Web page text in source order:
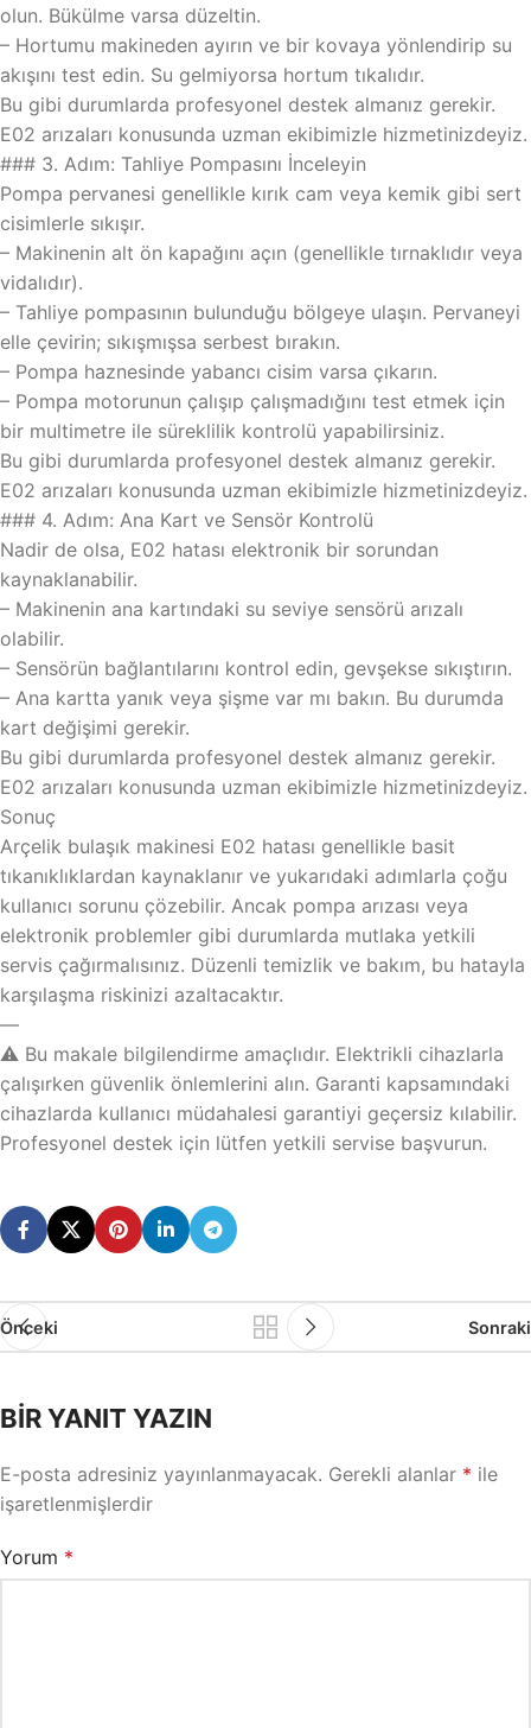
olun. Bükülme varsa düzeltin.
– Hortumu makineden ayırın ve bir kovaya yönlendirip su
akışını test edin. Su gelmiyorsa hortum tıkalıdır.
Bu gibi durumlarda profesyonel destek almanız gerekir.
E02 arızaları konusunda uzman ekibimizle hizmetinizdeyiz.
### 3. Adım: Tahliye Pompasını İnceleyin
Pompa pervanesi genellikle kırık cam veya kemik gibi sert
cisimlerle sıkışır.
– Makinenin alt ön kapağını açın (genellikle tırnaklıdır veya
vidalıdır).
– Tahliye pompasının bulunduğu bölgeye ulaşın. Pervaneyi
elle çevirin; sıkışmışsa serbest bırakın.
– Pompa haznesinde yabancı cisim varsa çıkarın.
– Pompa motorunun çalışıp çalışmadığını test etmek için
bir multimetre ile süreklilik kontrolü yapabilirsiniz.
Bu gibi durumlarda profesyonel destek almanız gerekir.
E02 arızaları konusunda uzman ekibimizle hizmetinizdeyiz.
### 4. Adım: Ana Kart ve Sensör Kontrolü
Nadir de olsa, E02 hatası elektronik bir sorundan
kaynaklanabilir.
– Makinenin ana kartındaki su seviye sensörü arızalı
olabilir.
– Sensörün bağlantılarını kontrol edin, gevşekse sıkıştırın.
– Ana kartta yanık veya şişme var mı bakın. Bu durumda
kart değişimi gerekir.
Bu gibi durumlarda profesyonel destek almanız gerekir.
E02 arızaları konusunda uzman ekibimizle hizmetinizdeyiz.
Sonuç
Arçelik bulaşık makinesi E02 hatası genellikle basit
tıkanıklıklardan kaynaklanır ve yukarıdaki adımlarla çoğu
kullanıcı sorunu çözebilir. Ancak pompa arızası veya
elektronik problemler gibi durumlarda mutlaka yetkili
servis çağırmalısınız. Düzenli temizlik ve bakım, bu hatayla
karşılaşma riskinizi azaltacaktır.
—
⚠️ Bu makale bilgilendirme amaçlıdır. Elektrikli cihazlarla
çalışırken güvenlik önlemlerini alın. Garanti kapsamındaki
cihazlarda kullanıcı müdahalesi garantiyi geçersiz kılabilir.
Profesyonel destek için lütfen yetkili servise başvurun.
Önceki Sonraki
BIR YANIT YAZIN
E-posta adresiniz yayınlanmayacak. Gerekli alanlar * ile
işaretlenmişlerdir
Yorum *